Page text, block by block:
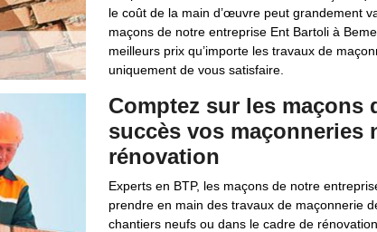
le coût de la main d’œuvre peut grandement
maçons de notre entreprise Ent Bartoli à
meilleurs prix qu’importe les travaux de
uniquement de vous satisfaire.
Comptez sur les maçons
succès vos maçonneries
rénovation
Experts en BTP, les maçons de notre
prendre en main des travaux de maçonnerie
chantiers neufs ou dans le cadre de